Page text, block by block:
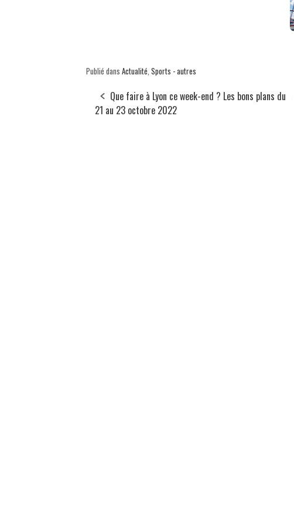
Publié dans Actualité Sports - autres
Que faire à Lyon ce week-end ? Les bons plans du
21 au 23 octobre 2022